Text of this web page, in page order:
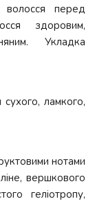
волосся перед
здоровим,
Укладка
сухого, ламкого,
нотами
вершкового
геліотропу,